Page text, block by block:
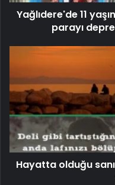
Yağlıdere'de 11
parayı
Hayatta olduğu